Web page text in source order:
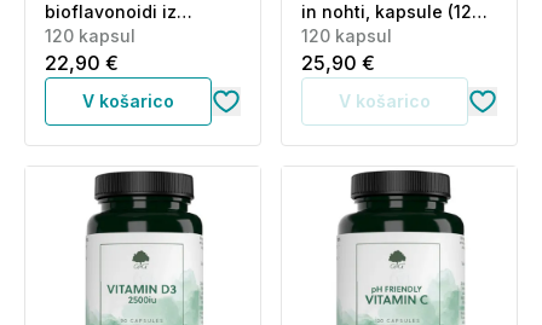
bioflavonoidi iz
citrusov, kapsule (120
kapsul)
120 kapsul
22,90 €
V košarico
in nohti, kapsule (120
kapsul)
120 kapsul
25,90 €
V košarico